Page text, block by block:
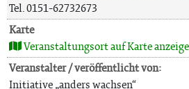
Tel. 0151-62732673
Karte
Veranstaltungsort auf Karte
Veranstalter / veröffentlicht von:
Initiative „anders wachsen“